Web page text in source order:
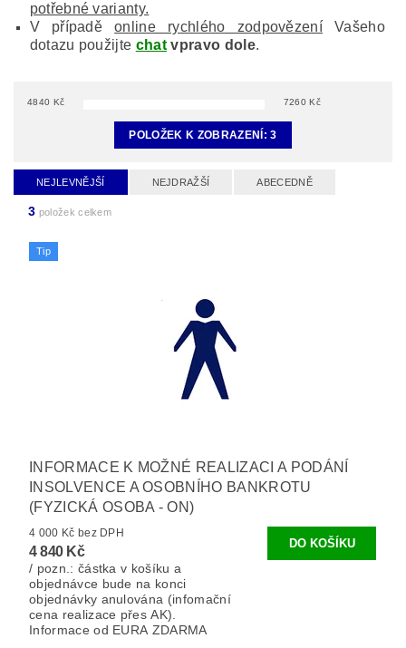
potřebné varianty.
V případěonline rychlého zodpovězení Vašeho
dotazu použijte chatvpravo dole.
4840 Kč 7260 Kč
POLOŽEK K ZOBRAZENÍ:3
NEJLEVNĚJŠÍ NEJDRAŽŠÍ ABECEDNĚ
3 položek celkem
Tip
INFORMACE K MOŽNÉ REALIZACI A PODÁNÍ
INSOLVENCE A OSOBNÍHO BANKROTU
(FYZICKÁ OSOBA - ON)
4 000 Kč bez DPH
4 840 Kč
/ pozn.: částka v košíku a
objednávce bude na konci
objednávky anulována (infomační
cena realizace přes AK).
Informace od EURA ZDARMA